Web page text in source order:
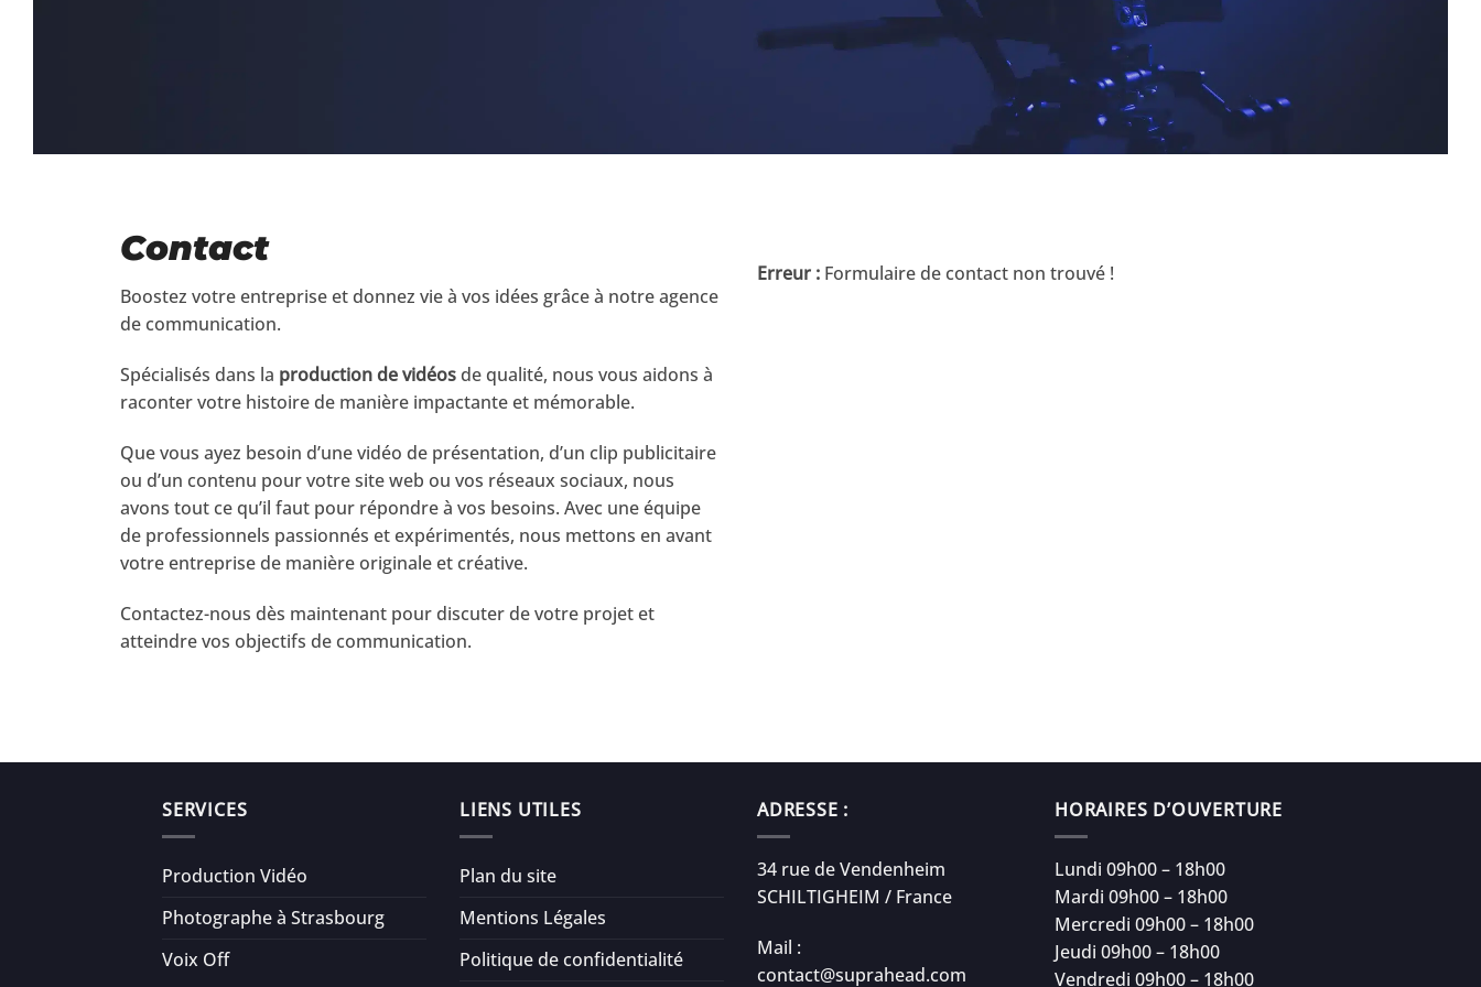
Contact
Boostez votre entreprise et donnez vie à vos idées grâce à notre agence
de communication.
Spécialisés dans la production de vidéos de qualité, nous vous aidons à
raconter votre histoire de manière impactante et mémorable.
Que vous ayez besoin d’une vidéo de présentation, d’un clip publicitaire
ou d’un contenu pour votre site web ou vos réseaux sociaux, nous
avons tout ce qu’il faut pour répondre à vos besoins. Avec une équipe
de professionnels passionnés et expérimentés, nous mettons en avant
votre entreprise de manière originale et créative.
Contactez-nous dès maintenant pour discuter de votre projet et
atteindre vos objectifs de communication.
Erreur : Formulaire de contact non trouvé !
SERVICES
Production Vidéo
Photographe à Strasbourg
Voix Off
LIENS UTILES
Plan du site
Mentions Légales
Politique de confidentialité
ADRESSE :
34 rue de Vendenheim
SCHILTIGHEIM / France
Mail :
contact@suprahead.com
HORAIRES D’OUVERTURE
Lundi 09h00 – 18h00
Mardi 09h00 – 18h00
Mercredi 09h00 – 18h00
Jeudi 09h00 – 18h00
Vendredi 09h00 – 18h00